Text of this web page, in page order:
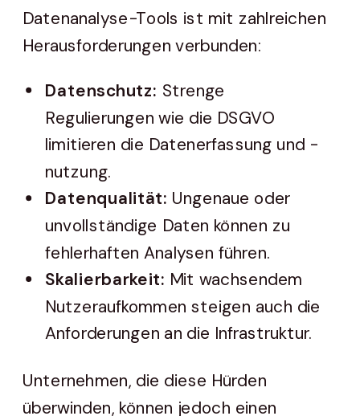
Datenanalyse-Tools ist mit zahlreichen
Herausforderungen verbunden:
Datenschutz: Strenge
Regulierungen wie die DSGVO
limitieren die Datenerfassung und -
nutzung.
Datenqualität: Ungenaue oder
unvollständige Daten können zu
fehlerhaften Analysen führen.
Skalierbarkeit: Mit wachsendem
Nutzeraufkommen steigen auch die
Anforderungen an die Infrastruktur.
Unternehmen, die diese Hürden
überwinden, können jedoch einen